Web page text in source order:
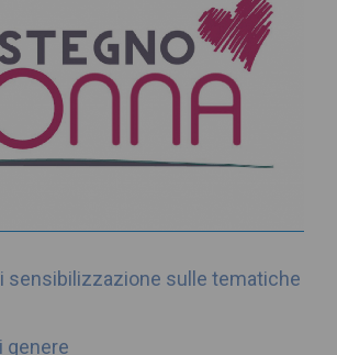
sensibilizzazione sulle tematiche
genere